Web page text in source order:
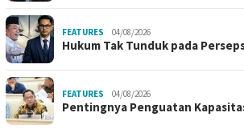
FEATURES 04/08/2026
Hukum Tak Tunduk pada
FEATURES 04/08/2026
Pentingnya Penguatan